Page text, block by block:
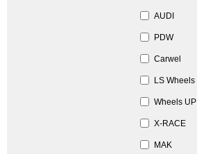
AUDI
PDW
Carwel
LS Wheels
Wheels UP
X-RACE
MAK